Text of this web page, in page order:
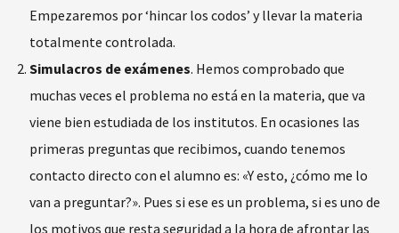
Empezaremos por ‘hincar los codos’ y llevar la materia
totalmente controlada.
Simulacros de exámenes. Hemos comprobado que
muchas veces el problema no está en la materia, que va
viene bien estudiada de los institutos. En ocasiones las
primeras preguntas que recibimos, cuando tenemos
contacto directo con el alumno es: «Y esto, ¿cómo me lo
van a preguntar?». Pues si ese es un problema, si es uno de
los motivos que resta seguridad a la hora de afrontar las